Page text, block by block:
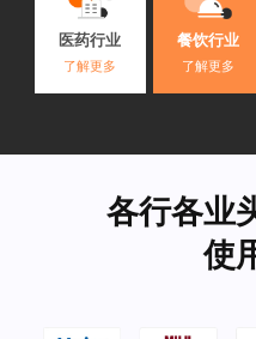
医药行业
了解更多
餐饮行业
了解更多
各行各业
使